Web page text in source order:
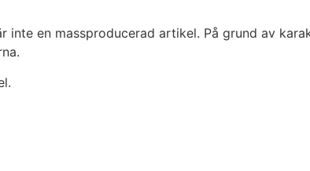
inte en massproducerad artikel. På grund av